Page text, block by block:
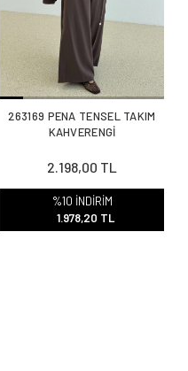
263169 PENA TENSEL TAKIM
KAHVERENGİ
2.198,00 TL
%10 İNDİRİM
1.978,20 TL